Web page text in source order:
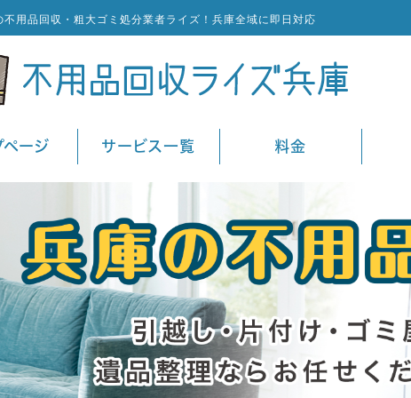
不用品回収・粗大ゴミ処分業者ライズ！兵庫全域に即日対応
ページ サービス一覧 料金